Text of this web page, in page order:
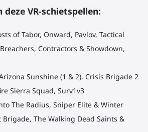
VR-schietspellen:
of Tabor, Onward, Pavlov, Tactical
Contractors & Showdown,
Sunshine (1 & 2), Crisis Brigade 2
Sierra Squad, Surv1v3
The Radius, Sniper Elite & Winter
Brigade, The Walking Dead Saints &